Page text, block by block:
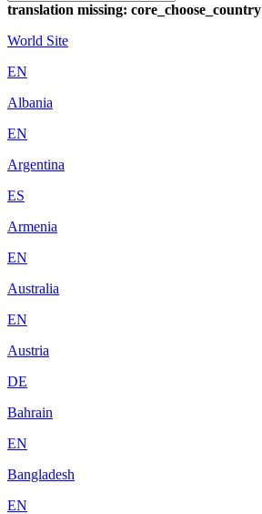
translation missing: core_choose_country
World Site
EN
Albania
EN
Argentina
ES
Armenia
EN
Australia
EN
Austria
DE
Bahrain
EN
Bangladesh
EN